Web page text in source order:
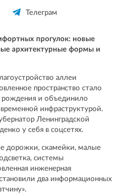
Телеграм
прогулок: новые
архитектурные формы и
аллеи
пространство стало
и объединило
инфраструктурой.
Ленинградской
у себя в соцсетях.
дорожки, скамейки, малые
системы
инженерная
два информационных